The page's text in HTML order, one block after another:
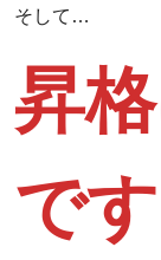
そして…
昇
です